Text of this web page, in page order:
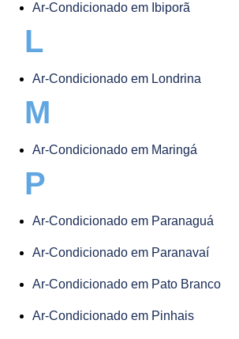
Ar-Condicionado em Ibiporã
L
Ar-Condicionado em Londrina
M
Ar-Condicionado em Maringá
P
Ar-Condicionado em Paranaguá
Ar-Condicionado em Paranavaí
Ar-Condicionado em Pato Branco
Ar-Condicionado em Pinhais